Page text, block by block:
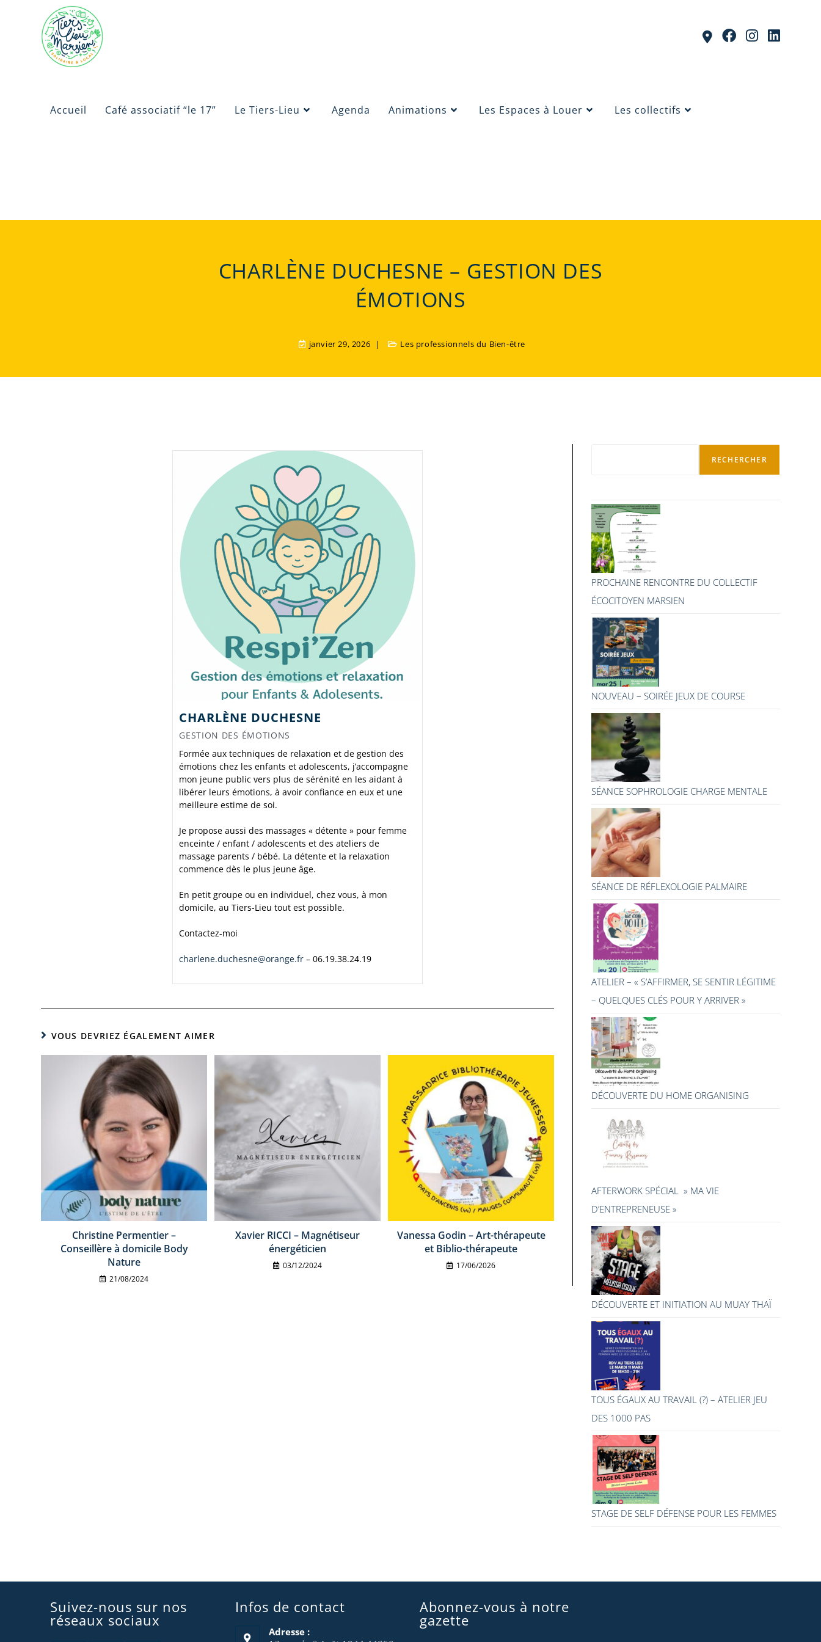
Accueil Café associatif “le 17” Le Tiers-Lieu Agenda Animations Les Espaces à Louer Les collectifs
CHARLÈNE DUCHESNE – GESTION DES
ÉMOTIONS
janvier 29, 2026 Les professionnels du Bien-être
CHARLÈNE DUCHESNE
GESTION DES ÉMOTIONS
Formée aux techniques de relaxation et de gestion des
émotions chez les enfants et adolescents, j’accompagne
mon jeune public vers plus de sérénité en les aidant à
libérer leurs émotions, à avoir confiance en eux et une
meilleure estime de soi.
Je propose aussi des massages « détente » pour femme
enceinte / enfant / adolescents et des ateliers de
massage parents / bébé. La détente et la relaxation
commence dès le plus jeune âge.
En petit groupe ou en individuel, chez vous, à mon
domicile, au Tiers-Lieu tout est possible.
Contactez-moi
charlene.duchesne@orange.fr – 06.19.38.24.19
VOUS DEVRIEZ ÉGALEMENT AIMER
Christine Permentier –
Conseillère à domicile Body
Nature
21/08/2024
Xavier RICCI – Magnétiseur
énergéticien
03/12/2024
Vanessa Godin – Art-thérapeute
et Biblio-thérapeute
17/06/2026
RECHERCHER
PROCHAINE RENCONTRE DU COLLECTIF
ÉCOCITOYEN MARSIEN
NOUVEAU – SOIRÉE JEUX DE COURSE
SÉANCE SOPHROLOGIE CHARGE MENTALE
SÉANCE DE RÉFLEXOLOGIE PALMAIRE
ATELIER – « S’AFFIRMER, SE SENTIR LÉGITIME
– QUELQUES CLÉS POUR Y ARRIVER »
DÉCOUVERTE DU HOME ORGANISING
AFTERWORK SPÉCIAL » MA VIE
D’ENTREPRENEUSE »
DÉCOUVERTE ET INITIATION AU MUAY THAÏ
TOUS ÉGAUX AU TRAVAIL (?) – ATELIER JEU
DES 1000 PAS
STAGE DE SELF DÉFENSE POUR LES FEMMES
Suivez-nous sur nos
réseaux sociaux
Infos de contact
Adresse :
Abonnez-vous à notre
gazette